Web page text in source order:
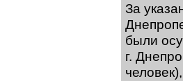
За
были
г.